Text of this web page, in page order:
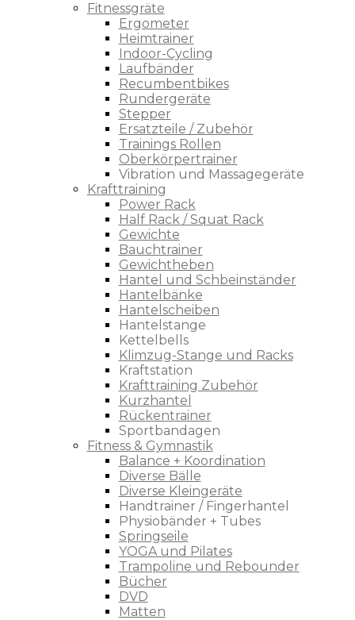
Fitnessgräte
Ergometer
Heimtrainer
Indoor-Cycling
Laufbänder
Recumbentbikes
Rundergeräte
Stepper
Ersatzteile / Zubehör
Trainings Rollen
Oberkörpertrainer
Vibration und Massagegeräte
Krafttraining
Power Rack
Half Rack / Squat Rack
Gewichte
Bauchtrainer
Gewichtheben
Hantel und Schbeinständer
Hantelbänke
Hantelscheiben
Hantelstange
Kettelbells
Klimzug-Stange und Racks
Kraftstation
Krafttraining Zubehör
Kurzhantel
Rückentrainer
Sportbandagen
Fitness & Gymnastik
Balance + Koordination
Diverse Bälle
Diverse Kleingeräte
Handtrainer / Fingerhantel
Physiobänder + Tubes
Springseile
YOGA und Pilates
Trampoline und Rebounder
Bücher
DVD
Matten